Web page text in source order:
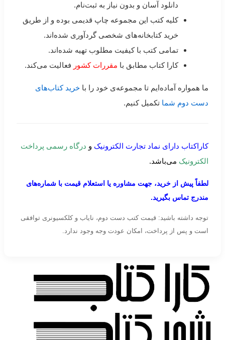
دانلود آسان و بدون نیاز به ثبت‌نام.
کلیه کتب این مجموعه چاپ قدیمی بوده و از طریق
خرید کتابخانه‌های شخصی گردآوری شده‌اند.
تمامی کتب با کیفیت مطلوب تهیه شده‌اند.
کارا کتاب مطابق با مقررات کشور فعالیت می‌کند.
ما همواره آماده‌ایم تا مجموعه‌ی خود را با خرید کتاب‌های
دست دوم شما تکمیل کنیم.
کاراکتاب دارای نماد تجارت الکترونیک و درگاه رسمی پرداخت
الکترونیک می‌باشد.
لطفاً پیش از خرید، جهت مشاوره یا استعلام قیمت با شماره‌های
مندرج تماس بگیرید.
توجه داشته باشید: قیمت کتب دست دوم، نایاب و کلکسیونری توافقی
است و پس از پرداخت، امکان عودت وجه وجود ندارد.